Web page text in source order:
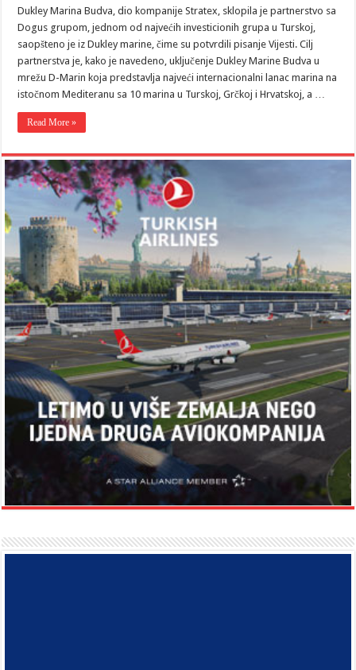
Dukley Marina Budva, dio kompanije Stratex, sklopila je partnerstvo sa
Dogus grupom, jednom od najvećih investicionih grupa u Turskoj,
saopšteno je iz Dukley marine, čime su potvrdili pisanje Vijesti. Cilj
partnerstva je, kako je navedeno, uključenje Dukley Marine Budva u
mrežu D-Marin koja predstavlja najveći internacionalni lanac marina na
istočnom Mediteranu sa 10 marina u Turskoj, Grčkoj i Hrvatskoj, a …
Read More »